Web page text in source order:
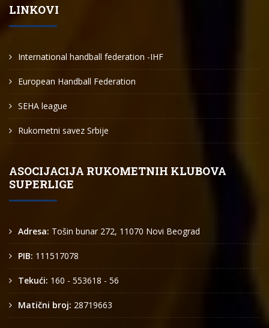
LINKOVI
International handball federation -IHF
European Handball Federation
SEHA league
Rukometni savez Srbije
ASOCIJACIJA RUKOMETNIH KLUBOVA
SUPERLIGE
Adresa: Tošin bunar 272, 11070 Novi Beograd
PIB: 111517078
Tekući: 160 - 553618 - 56
Matični broj: 28719663